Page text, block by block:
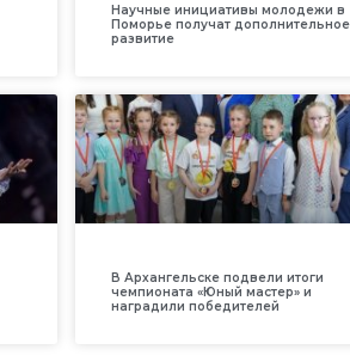
Научные инициативы молодежи в
Поморье получат дополнительное
развитие
В Архангельске подвели итоги
чемпионата «Юный мастер» и
наградили победителей